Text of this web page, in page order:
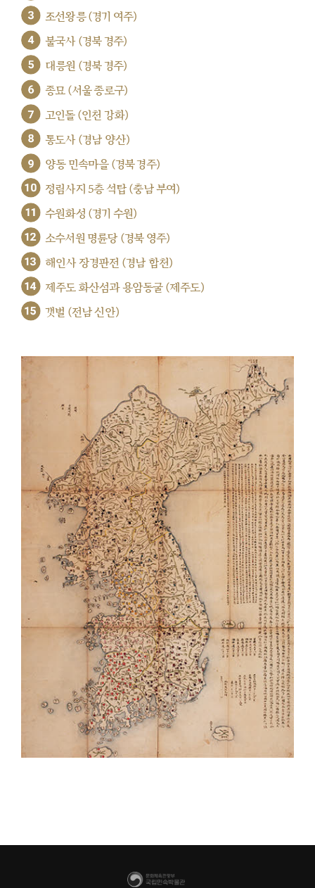
3 조선왕릉 (경기 여주)
4 불국사 (경북 경주)
5 대릉원 (경북 경주)
6 종묘 (서울 종로구)
7 고인돌 (인천 강화)
8 통도사 (경남 양산)
9 양동 민속마을 (경북 경주)
10 정림사지 5층 석탑 (충남 부여)
11 수원화성 (경기 수원)
12 소수서원 명륜당 (경북 영주)
13 해인사 장경판전 (경남 합천)
14 제주도 화산섬과 용암동굴 (제주도)
15 갯벌 (전남 신안)